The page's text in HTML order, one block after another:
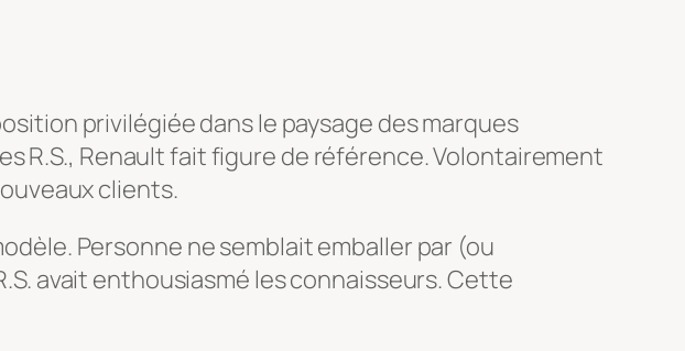
privilégiée dans le paysage des marques
R.S., Renault fait figure de référence. Volontairement
clients.
Personne ne semblait emballer par (ou
avait enthousiasmé les connaisseurs. Cette